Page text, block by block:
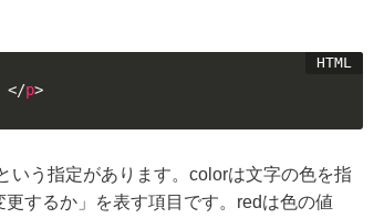
</p>
いう指定があります。colorは文字の色を指
するか」を表す項目です。redは色の値